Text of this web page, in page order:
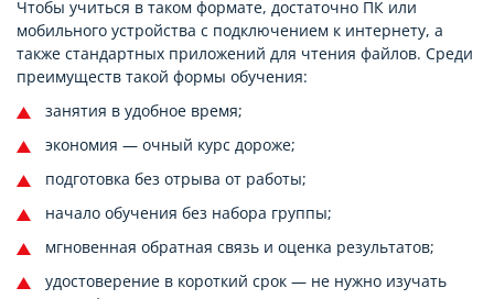
Чтобы учиться в таком формате, достаточно ПК или
мобильного устройства с подключением к интернету, а
также стандартных приложений для чтения файлов. Среди
преимуществ такой формы обучения:
занятия в удобное время;
экономия — очный курс дороже;
подготовка без отрыва от работы;
начало обучения без набора группы;
мгновенная обратная связь и оценка результатов;
удостоверение в короткий срок — не нужно изучать